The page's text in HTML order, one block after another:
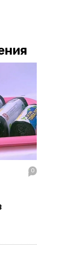
0